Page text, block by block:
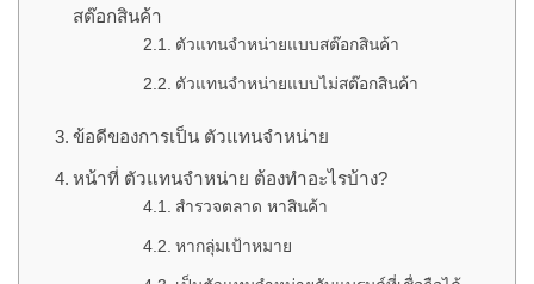
สต๊อกสินค้า
ตัวแทนจำหน่ายแบบสต๊อกสินค้า
ตัวแทนจำหน่ายแบบไม่สต๊อกสินค้า
ข้อดีของการเป็น ตัวแทนจำหน่าย
หน้าที่ ตัวแทนจำหน่าย ต้องทำอะไรบ้าง?
สำรวจตลาด หาสินค้า
หากลุ่มเป้าหมาย